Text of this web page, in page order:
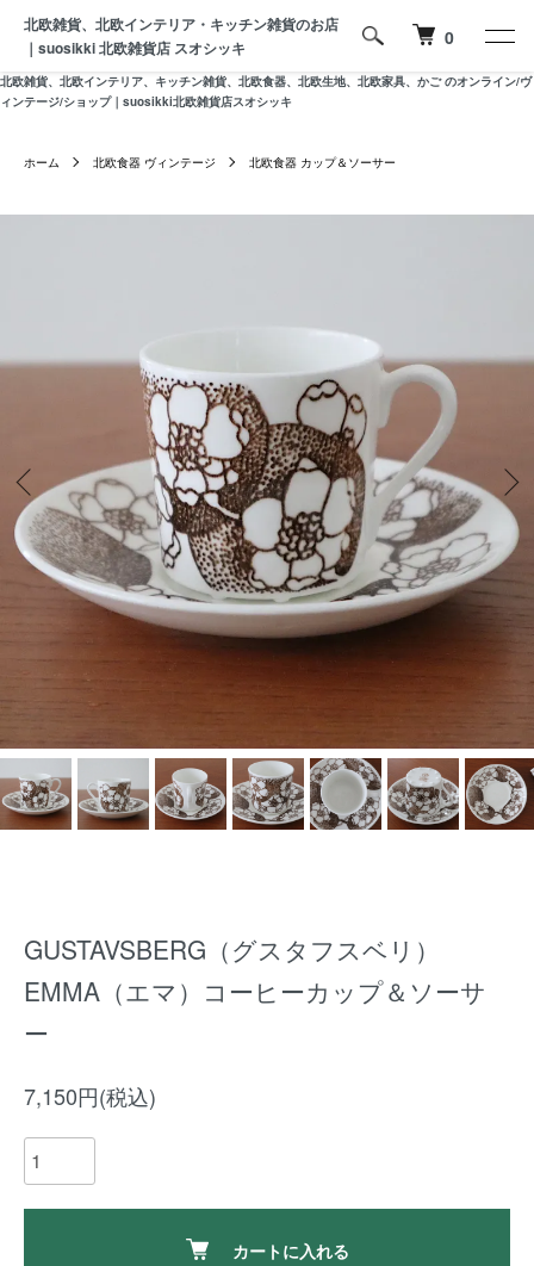
北欧雑貨、北欧インテリア、キッチン雑貨、北欧食器、北欧生地、北欧家具、かご のオンライン/ヴ
ィンテージ/ショップ｜suosikki北欧雑貨店スオシッキ
北欧雑貨、北欧インテリア・キッチン雑貨のお店
｜suosikki 北欧雑貨店 スオシッキ
0
ホーム 北欧食器 ヴィンテージ 北欧食器 カップ＆ソーサー
GUSTAVSBERG（グスタフスベリ）
EMMA（エマ）コーヒーカップ＆ソーサ
ー
7,150円(税込)
カートに入れる